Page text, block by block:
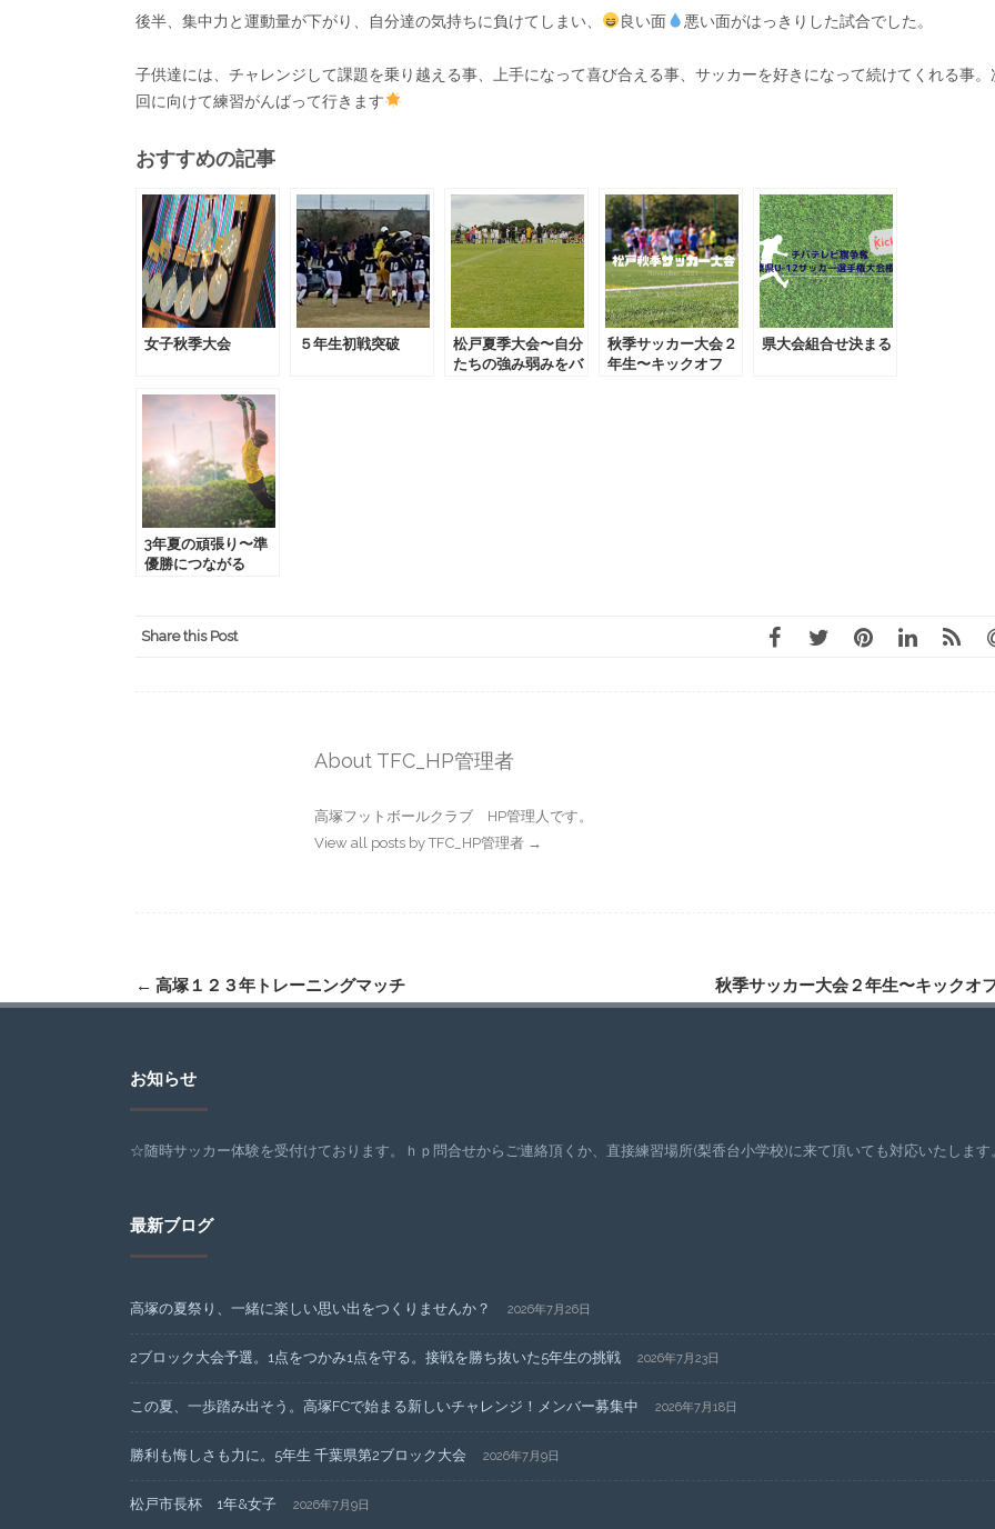
後半、集中力と運動量が下がり、自分達の気持ちに負けてしまい、 良い面 悪い面がはっきりした試合でした。
子供達には、チャレンジして課題を乗り越える事、上手になって喜び合える事、サッカーを好きになって続けてくれる事。
回に向けて練習がんばって行きます
おすすめの記事
女子秋季大会 ５年生初戦突破
松戸夏季大会〜自分
たちの強み弱みをバ
秋季サッカー大会２
年生〜キックオフ
県大会組合せ決まる
3年夏の頑張り〜準
優勝につながる
Share this Post
About TFC_HP管理者
高塚フットボールクラブ HP管理人です。
View all posts by TFC_HP管理者 →
Post
← 高塚１２３年トレーニングマッチ 秋季サッカー大会２年生〜キックオ
お知らせ
☆随時サッカー体験を受付けております。ｈｐ問合せからご連絡頂くか、直接練習場所(梨香台小学校)に来て頂いても対応いたします
最新ブログ
高塚の夏祭り、一緒に楽しい思い出をつくりませんか？ 2026年7月26日
2ブロック大会予選。1点をつかみ1点を守る。接戦を勝ち抜いた5年生の挑戦 2026年7月23日
この夏、一歩踏み出そう。高塚FCで始まる新しいチャレンジ！メンバー募集中 2026年7月18日
勝利も悔しさも力に。5年生 千葉県第2ブロック大会 2026年7月9日
松戸市長杯 1年&女子 2026年7月9日